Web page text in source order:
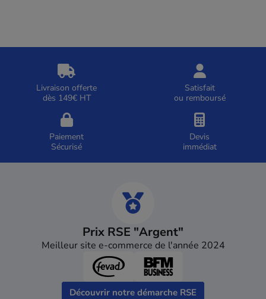
Livraison offerte
dès 149€ HT
Satisfait
ou remboursé
Paiement
Sécurisé
Devis
immédiat
Prix RSE "Argent"
Meilleur site e-commerce de l'année 2024
Découvrir notre démarche RSE